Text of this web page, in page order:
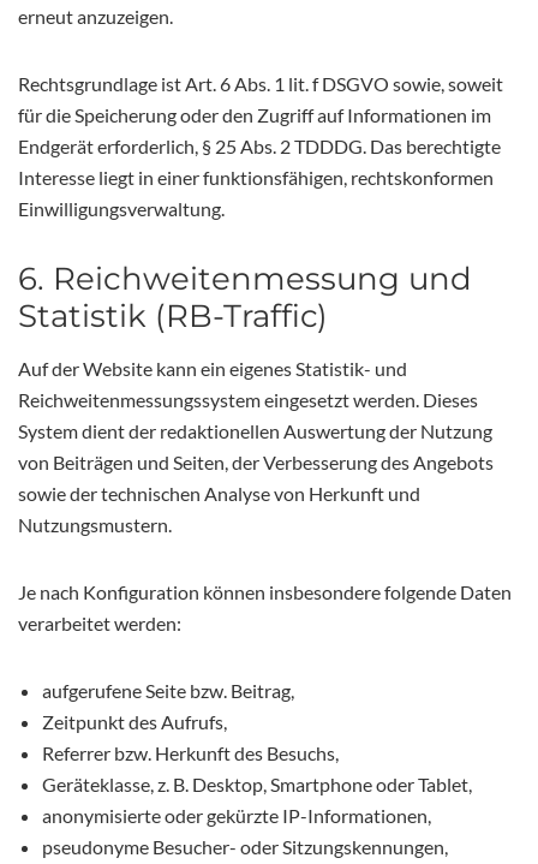
erneut anzuzeigen.
Rechtsgrundlage ist Art. 6 Abs. 1 lit. f DSGVO sowie, soweit
für die Speicherung oder den Zugriff auf Informationen im
Endgerät erforderlich, § 25 Abs. 2 TDDDG. Das berechtigte
Interesse liegt in einer funktionsfähigen, rechtskonformen
Einwilligungsverwaltung.
6. Reichweitenmessung und
Statistik (RB-Traffic)
Auf der Website kann ein eigenes Statistik- und
Reichweitenmessungssystem eingesetzt werden. Dieses
System dient der redaktionellen Auswertung der Nutzung
von Beiträgen und Seiten, der Verbesserung des Angebots
sowie der technischen Analyse von Herkunft und
Nutzungsmustern.
Je nach Konfiguration können insbesondere folgende Daten
verarbeitet werden:
aufgerufene Seite bzw. Beitrag,
Zeitpunkt des Aufrufs,
Referrer bzw. Herkunft des Besuchs,
Geräteklasse, z. B. Desktop, Smartphone oder Tablet,
anonymisierte oder gekürzte IP-Informationen,
pseudonyme Besucher- oder Sitzungskennungen,